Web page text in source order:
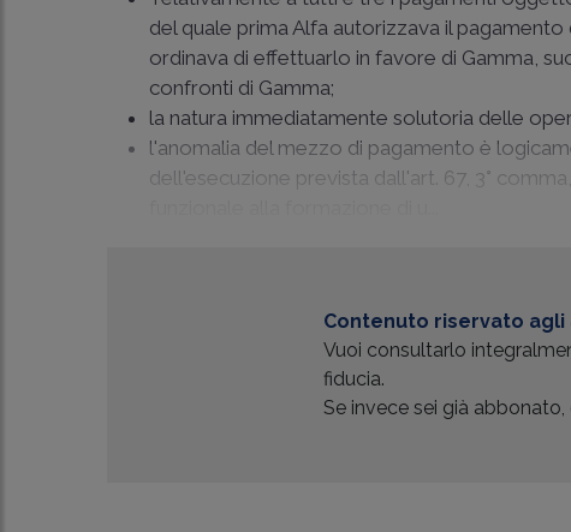
del quale prima Alfa autorizzava il
ordinava di effettuarlo in favore di Gamma,
confronti di Gamma;
la natura immediatamente solutoria delle
l'anomalia del mezzo di pagamento è
dell'esecuzione prevista dall'art. 67, 3°
Contenuto riservato agli
Vuoi consultarlo
fiducia.
Se invece sei già